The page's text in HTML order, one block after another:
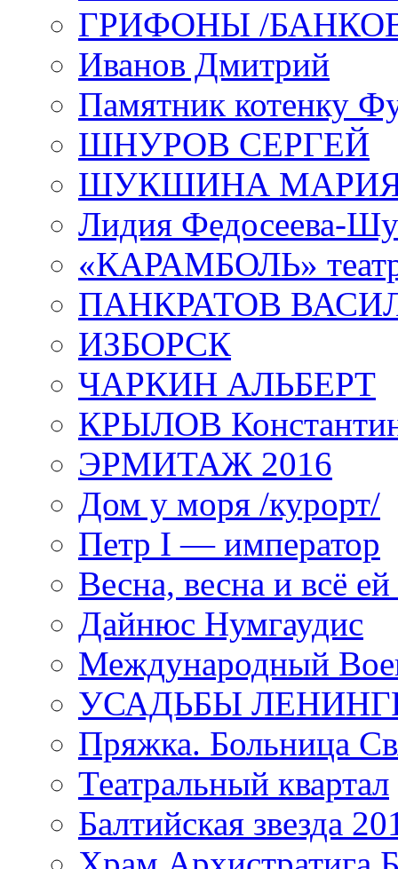
ГРИФОНЫ /
Иванов Дмитрий
Памятник котенку
ШНУРОВ СЕРГЕЙ
ШУКШИНА
Лидия Федосеева-
«КАРАМБОЛЬ»
ПАНКРАТОВ
ИЗБОРСК
ЧАРКИН АЛЬБЕРТ
КРЫЛОВ
ЭРМИТАЖ 2016
Дом у моря /курорт/
Петр I — император
Весна, весна и всё
Дайнюс Нумгаудис
Международный
УСАДЬБЫ
Пряжка. Больница
Театральный квартал
Балтийская звезда